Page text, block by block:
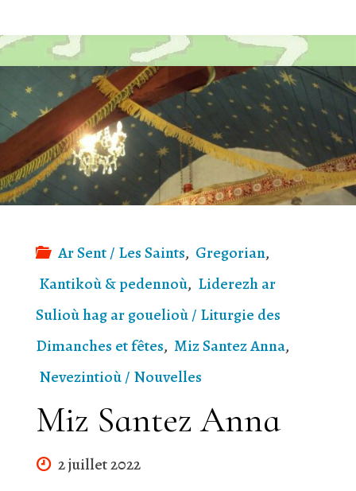
Jezuz
–
53"
Ar Sent / Les Saints, Gregorian,
Kantikoù & pedennoù, Liderezh ar
Sulioù hag ar gouelioù / Liturgie des
Dimanches et fêtes, Miz Santez Anna,
Nevezintioù / Nouvelles
Miz Santez Anna
2 juillet 2022